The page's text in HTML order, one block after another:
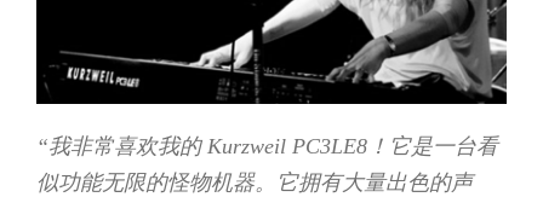
“我非常喜欢我的 Kurzweil PC3LE8！它是一台看
似功能无限的怪物机器。它拥有大量出色的声